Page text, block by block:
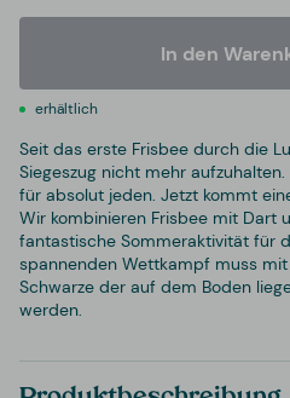
In den
erhältlich
Seit das erste Frisbee durch die
Siegeszug nicht mehr
für absolut jeden. Jetzt kommt
Wir kombinieren Frisbee mit Dart
fantastische Sommeraktivität für
spannenden Wettkampf muss
Schwarze der auf dem Boden
werden.